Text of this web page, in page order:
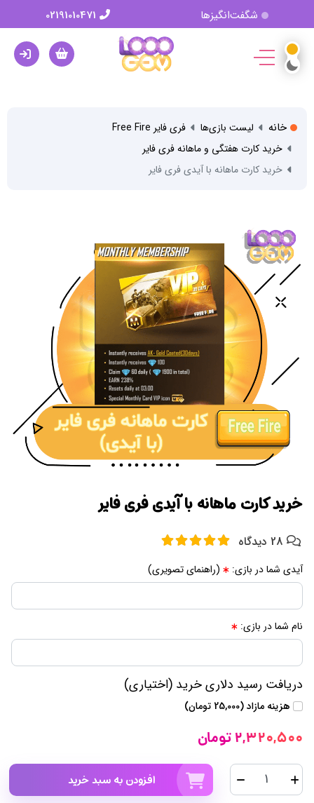
شگفت‌انگیزها
خانه لیست بازی‌ها
فری فایر Free Fire
خرید کارت هفتگی و ماهانه فری فایر
خرید کارت ماهانه با آیدی فری فایر
خرید کارت ماهانه با آیدی فری فایر
آیدی شما در بازی: (راهنمای تصویری)
نام شما در بازی:
دریافت رسید دلاری خرید (اختیاری)
هزینه مازاد (25,000 تومان)
2,320,500 تومان
افزودن به سبد خرید